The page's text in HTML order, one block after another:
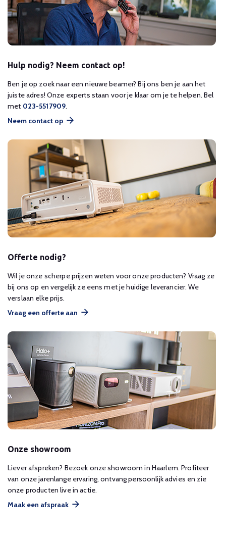
Hulp nodig? Neem contact op!
Ben je op zoek naar een nieuwe beamer? Bij ons ben je aan het
juiste adres! Onze experts staan voor je klaar om je te helpen. Bel
met 023-5517909.
Neem contact op
Offerte nodig?
Wil je onze scherpe prijzen weten voor onze producten? Vraag ze
bij ons op en vergelijk ze eens met je huidige leverancier. We
verslaan elke prijs.
Vraag een offerte aan
Onze showroom
Liever afspreken? Bezoek onze showroom in Haarlem. Profiteer
van onze jarenlange ervaring, ontvang persoonlijk advies en zie
onze producten live in actie.
Maak een afspraak